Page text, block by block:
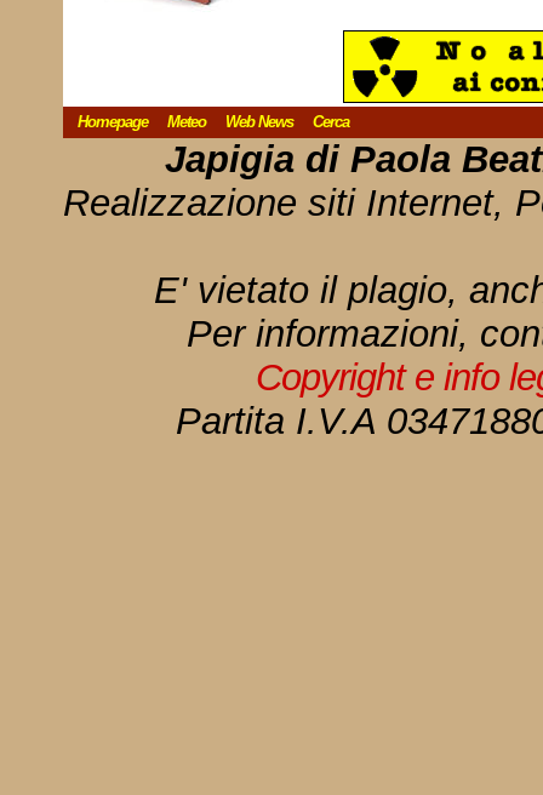
Homepage Meteo Web News Cerca
Japigia di Paola
Realizzazione siti Internet,
E' vietato il plagio,
Per informazioni,
Copyright e info
Partita I.V.A